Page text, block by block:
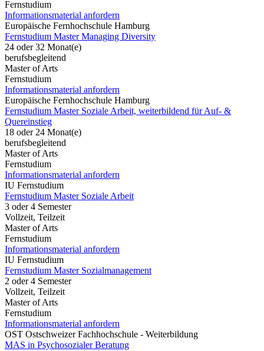
Fernstudium
Informationsmaterial anfordern
Europäische Fernhochschule Hamburg
Fernstudium Master Managing Diversity
24 oder 32 Monat(e)
berufsbegleitend
Master of Arts
Fernstudium
Informationsmaterial anfordern
Europäische Fernhochschule Hamburg
Fernstudium Master Soziale Arbeit, weiterbildend für Auf- &
Quereinstieg
18 oder 24 Monat(e)
berufsbegleitend
Master of Arts
Fernstudium
Informationsmaterial anfordern
IU Fernstudium
Fernstudium Master Soziale Arbeit
3 oder 4 Semester
Vollzeit, Teilzeit
Master of Arts
Fernstudium
Informationsmaterial anfordern
IU Fernstudium
Fernstudium Master Sozialmanagement
2 oder 4 Semester
Vollzeit, Teilzeit
Master of Arts
Fernstudium
Informationsmaterial anfordern
OST Ostschweizer Fachhochschule - Weiterbildung
MAS in Psychosozialer Beratung